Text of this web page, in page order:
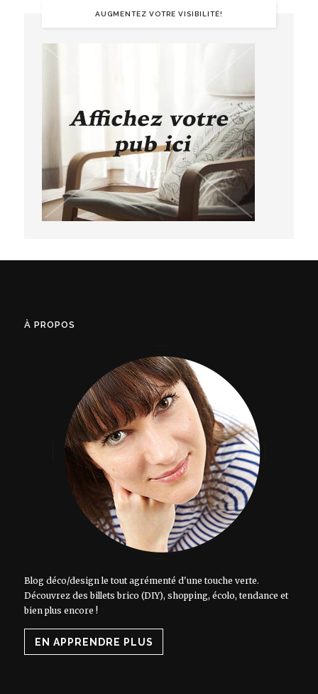
AUGMENTEZ VOTRE VISIBILITÉ!
À PROPOS
Blog déco/design le tout agrémenté d'une touche verte.
Découvrez des billets brico (DIY), shopping, écolo, tendance et
bien plus encore !
EN APPRENDRE PLUS